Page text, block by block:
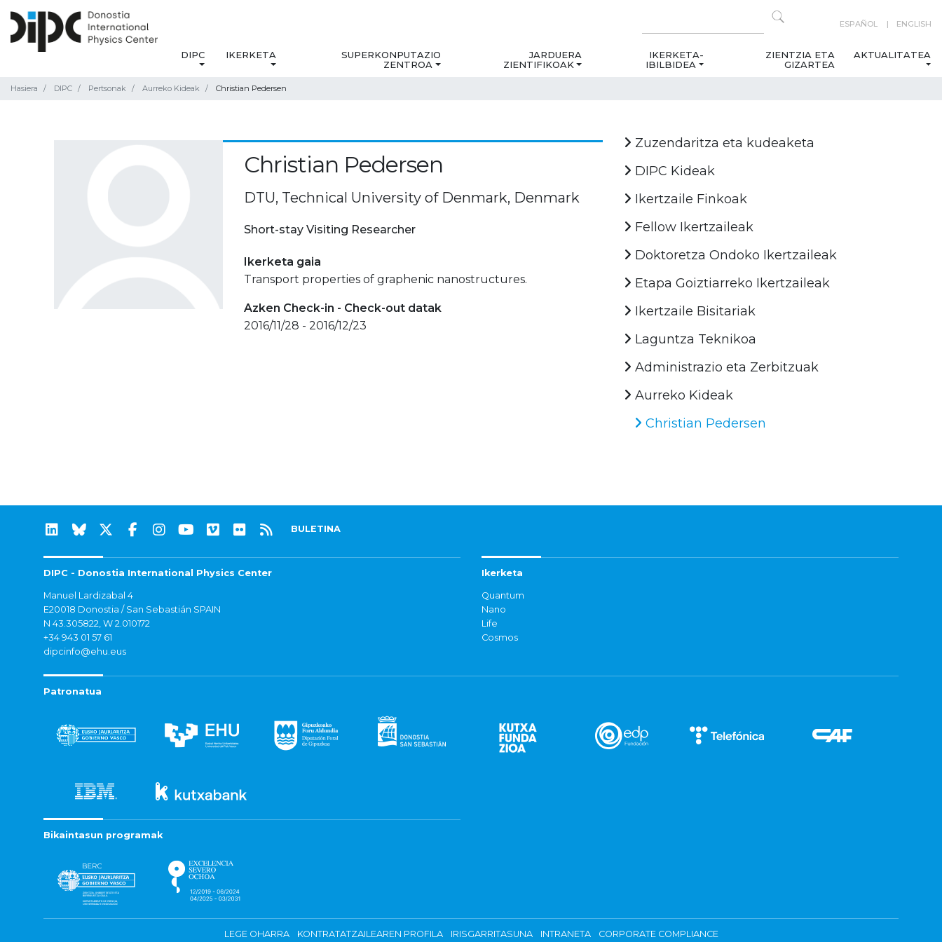
ESPAÑOL ENGLISH
DIPC IKERKETA
SUPERKONPUTAZIO
ZENTROA
JARDUERA
ZIENTIFIKOAK
IKERKETA-
IBILBIDEA
ZIENTZIA ETA
GIZARTEA
AKTUALITATEA
Hasiera DIPC Pertsonak Aurreko Kideak Christian Pedersen
Christian Pedersen
DTU, Technical University of Denmark, Denmark
Short-stay Visiting Researcher
Ikerketa gaia
Transport properties of graphenic nanostructures.
Azken Check-in - Check-out datak
2016/11/28 - 2016/12/23
Zuzendaritza eta kudeaketa
DIPC Kideak
Ikertzaile Finkoak
Fellow Ikertzaileak
Doktoretza Ondoko Ikertzaileak
Etapa Goiztiarreko Ikertzaileak
Ikertzaile Bisitariak
Laguntza Teknikoa
Administrazio eta Zerbitzuak
Aurreko Kideak
Christian Pedersen
BULETINA
DIPC - Donostia International Physics Center
Manuel Lardizabal 4
E20018 Donostia / San Sebastián SPAIN
N 43.305822, W 2.010172
+34 943 01 57 61
dipcinfo@ehu.eus
Ikerketa
Quantum
Nano
Life
Cosmos
Patronatua
Bikaintasun programak
LEGE OHARRA KONTRATATZAILEAREN PROFILA IRISGARRITASUNA INTRANETA CORPORATE COMPLIANCE